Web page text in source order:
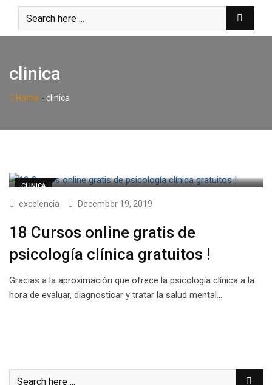
content
clinica
Home - clinica
CLINICA
excelencia December 19, 2019
18 Cursos online gratis de
psicología clínica gratuitos !
Gracias a la aproximación que ofrece la psicología clínica a la
hora de evaluar, diagnosticar y tratar la salud mental…